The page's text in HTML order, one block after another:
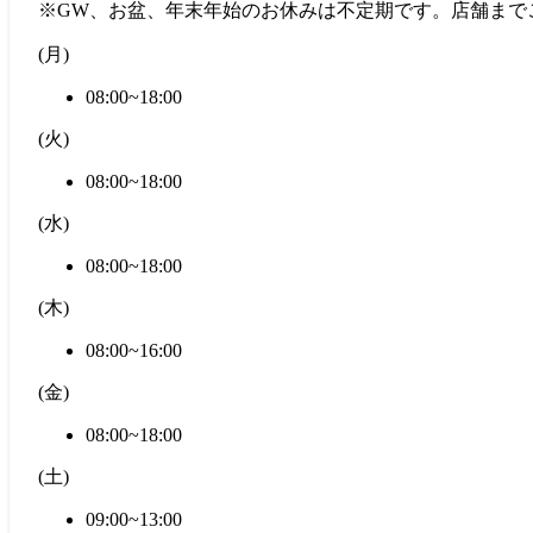
※GW、お盆、年末年始のお休みは不定期です。店舗まで
(月 )
08:00~18:00
(火)
08:00~18:00
(水)
08:00~18:00
(木)
08:00~16:00
(金)
08:00~18:00
(土)
09:00~13:00